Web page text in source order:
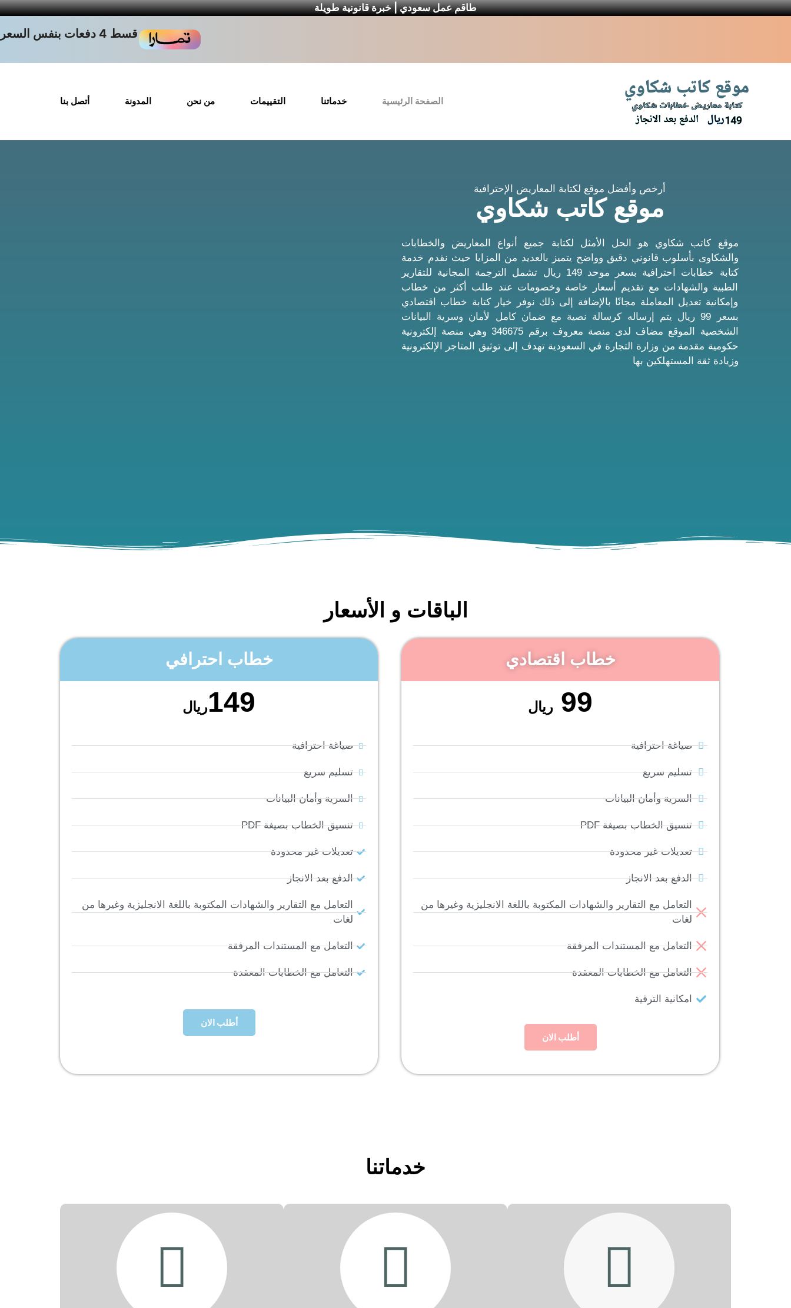
طاقم عمل سعودي | خبرة قانونية طويلة
قسط 4 دفعات بنفس السعر
الصفحة الرئيسية خدماتنا التقييمات من نحن المدونة أتصل بنا
أرخص وأفضل موقع لكتابة المعاريض الإحترافية
موقع كاتب شكاوي
موقع كاتب شكاوي هو الحل الأمثل لكتابة جميع أنواع المعاريض والخطابات
والشكاوى بأسلوب قانوني دقيق وواضح يتميز بالعديد من المزايا حيث نقدم خدمة
كتابة خطابات احترافية بسعر موحد 149 ريال تشمل الترجمة المجانية للتقارير
الطبية والشهادات مع تقديم أسعار خاصة وخصومات عند طلب أكثر من خطاب
وإمكانية تعديل المعاملة مجانًا بالإضافة إلى ذلك نوفر خيار كتابة خطاب اقتصادي
بسعر 99 ريال يتم إرساله كرسالة نصية مع ضمان كامل لأمان وسرية البيانات
الشخصية الموقع مضاف لدى منصة معروف برقم 346675 وهي منصة إلكترونية
حكومية مقدمة من وزارة التجارة في السعودية تهدف إلى توثيق المتاجر الإلكترونية
وزيادة ثقة المستهلكين بها
الباقات و الأسعار
خطاب اقتصادي
99 ريال
صياغة احترافية
تسليم سريع
السرية وأمان البيانات
تنسيق الخطاب بصيغة PDF
تعديلات غير محدودة
الدفع بعد الانجاز
التعامل مع التقارير والشهادات المكتوبة باللغة الانجليزية وغيرها من
لغات
التعامل مع المستندات المرفقة
التعامل مع الخطابات المعقدة
امكانية الترقية
أطلب الان
خطاب احترافي
149ريال
صياغة احترافية
تسليم سريع
السرية وأمان البيانات
تنسيق الخطاب بصيغة PDF
تعديلات غير محدودة
الدفع بعد الانجاز
التعامل مع التقارير والشهادات المكتوبة باللغة الانجليزية وغيرها من
لغات
التعامل مع المستندات المرفقة
التعامل مع الخطابات المعقدة
أطلب الان
خدماتنا